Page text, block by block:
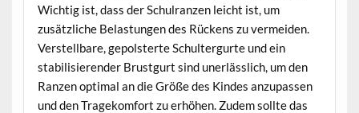
Wichtig ist, dass der Schulranzen leicht ist, um
zusätzliche Belastungen des Rückens zu vermeiden.
Verstellbare, gepolsterte Schultergurte und ein
stabilisierender Brustgurt sind unerlässlich, um den
Ranzen optimal an die Größe des Kindes anzupassen
und den Tragekomfort zu erhöhen. Zudem sollte das